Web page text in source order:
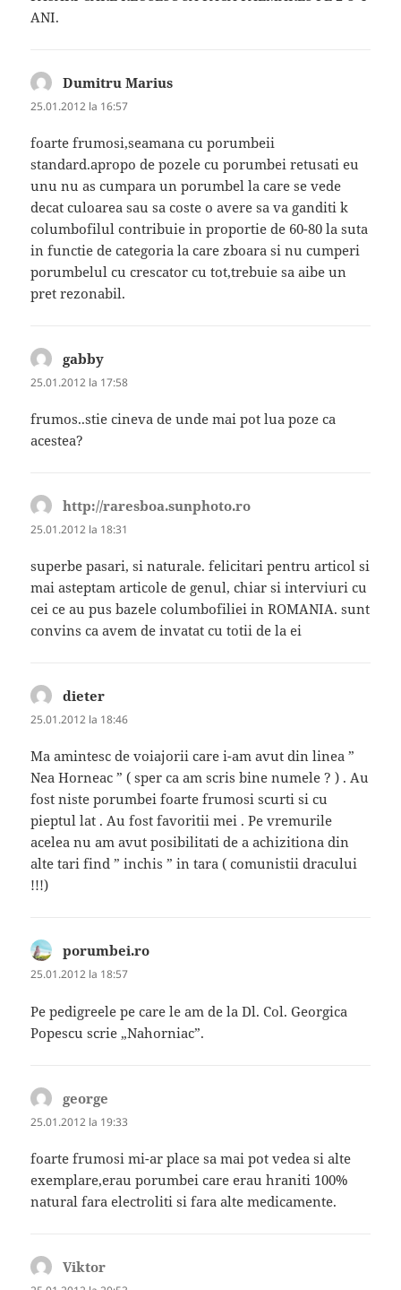
ANI.
Dumitru Marius
25.01.2012 la 16:57
foarte frumosi,seamana cu porumbeii
standard.apropo de pozele cu porumbei retusati eu
unu nu as cumpara un porumbel la care se vede
decat culoarea sau sa coste o avere sa va ganditi k
columbofilul contribuie in proportie de 60-80 la suta
in functie de categoria la care zboara si nu cumperi
porumbelul cu crescator cu tot,trebuie sa aibe un
pret rezonabil.
gabby
25.01.2012 la 17:58
frumos..stie cineva de unde mai pot lua poze ca
acestea?
http://raresboa.sunphoto.ro
25.01.2012 la 18:31
superbe pasari, si naturale. felicitari pentru articol si
mai asteptam articole de genul, chiar si interviuri cu
cei ce au pus bazele columbofiliei in ROMANIA. sunt
convins ca avem de invatat cu totii de la ei
dieter
25.01.2012 la 18:46
Ma amintesc de voiajorii care i-am avut din linea ”
Nea Horneac ” ( sper ca am scris bine numele ? ) . Au
fost niste porumbei foarte frumosi scurti si cu
pieptul lat . Au fost favoritii mei . Pe vremurile
acelea nu am avut posibilitati de a achizitiona din
alte tari find ” inchis ” in tara ( comunistii dracului
!!!)
porumbei.ro
25.01.2012 la 18:57
Pe pedigreele pe care le am de la Dl. Col. Georgica
Popescu scrie „Nahorniac”.
george
25.01.2012 la 19:33
foarte frumosi mi-ar place sa mai pot vedea si alte
exemplare,erau porumbei care erau hraniti 100%
natural fara electroliti si fara alte medicamente.
Viktor